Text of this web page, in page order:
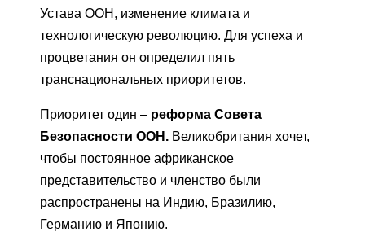
Устава ООН, изменение климата и
технологическую революцию. Для успеха и
процветания он определил пять
транснациональных приоритетов.
Приоритет один – реформа Совета
Безопасности ООН. Великобритания хочет,
чтобы постоянное африканское
представительство и членство были
распространены на Индию, Бразилию,
Германию и Японию.